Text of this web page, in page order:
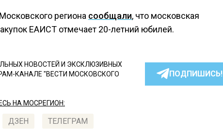
региона сообщали, что московская
ЕАИСТ отмечает 20-летний юбилей.
НОВОСТЕЙ И ЭКСКЛЮЗИВНЫХ
КАНАЛЕ "ВЕСТИ МОСКОВСКОГО
ПОДПИШИСЬ!
НА МОСРЕГИОН:
ДЗЕН ТЕЛЕГРАМ